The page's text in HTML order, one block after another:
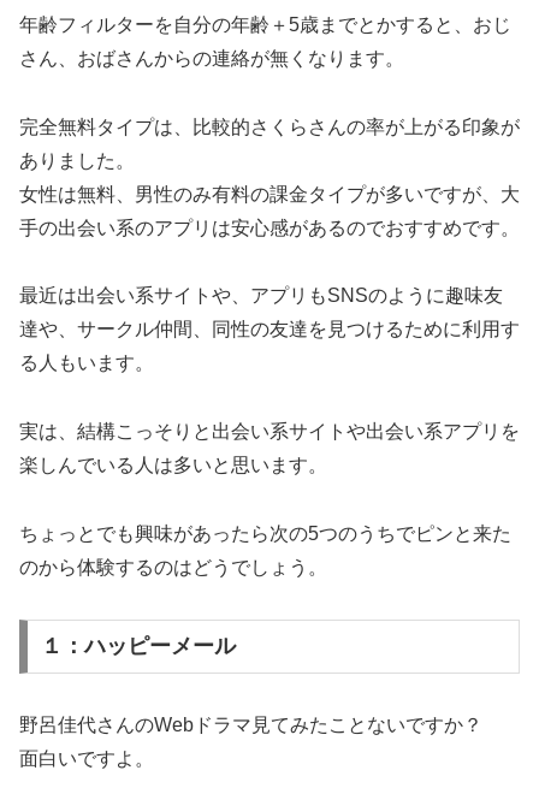
年齢フィルターを自分の年齢＋5歳までとかすると、おじ
さん、おばさんからの連絡が無くなります。
完全無料タイプは、比較的さくらさんの率が上がる印象が
ありました。
女性は無料、男性のみ有料の課金タイプが多いですが、大
手の出会い系のアプリは安心感があるのでおすすめです。
最近は出会い系サイトや、アプリもSNSのように趣味友
達や、サークル仲間、同性の友達を見つけるために利用す
る人もいます。
実は、結構こっそりと出会い系サイトや出会い系アプリを
楽しんでいる人は多いと思います。
ちょっとでも興味があったら次の5つのうちでピンと来た
のから体験するのはどうでしょう。
１：ハッピーメール
野呂佳代さんのWebドラマ見てみたことないですか？
面白いですよ。